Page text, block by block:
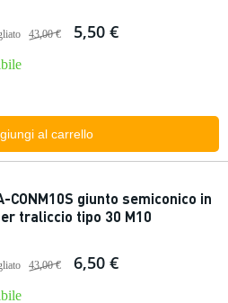
43,00 € 5,50 €
al carrello
CONM10S giunto semiconico in
traliccio tipo 30 M10
43,00 € 6,50 €